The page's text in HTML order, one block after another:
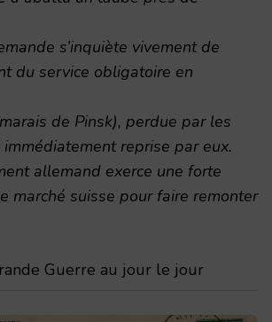
s’inquiète vivement de
du service obligatoire en
de Pinsk), perdue par les
immédiatement reprise par eux.
allemand exerce une forte
marché suisse pour faire remonter
Guerre au jour le jour